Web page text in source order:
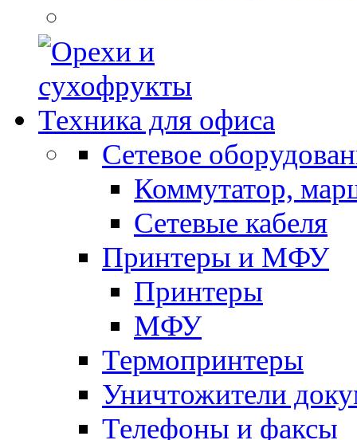
Техника для офиса
Сетевое
Коммутатор,
Сетевые кабеля
Принтеры и МФУ
Принтеры
МФУ
Термопринтеры
Уничтожители
Телефоны и факсы